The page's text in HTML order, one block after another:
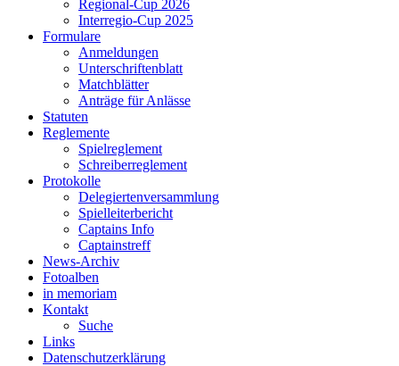
Regional-Cup 2026
Interregio-Cup 2025
Formulare
Anmeldungen
Unterschriftenblatt
Matchblätter
Anträge für Anlässe
Statuten
Reglemente
Spielreglement
Schreiberreglement
Protokolle
Delegiertenversammlung
Spielleiterbericht
Captains Info
Captainstreff
News-Archiv
Fotoalben
in memoriam
Kontakt
Suche
Links
Datenschutzerklärung